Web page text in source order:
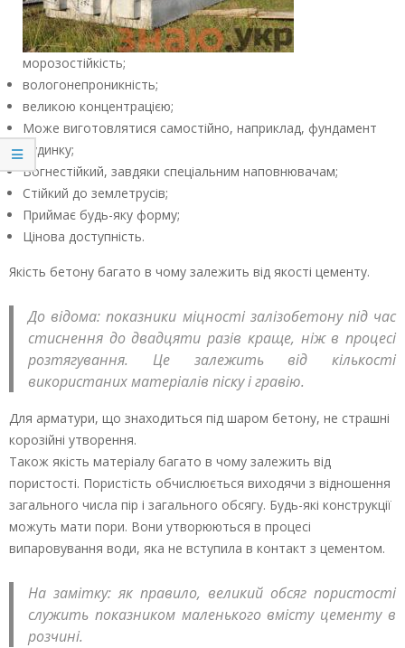
морозостійкість;
вологонепроникність;
великою концентрацією;
Може виготовлятися самостійно, наприклад, фундамент
будинку;
Вогнестійкий, завдяки спеціальним наповнювачам;
Стійкий до землетрусів;
Приймає будь-яку форму;
Цінова доступність.
Якість бетону багато в чому залежить від якості цементу.
До відома: показники міцності залізобетону під час
стиснення до двадцяти разів краще, ніж в процесі
розтягування. Це залежить від кількості
використаних матеріалів піску і гравію.
Для арматури, що знаходиться під шаром бетону, не страшні
корозійні утворення.
Також якість матеріалу багато в чому залежить від
пористості. Пористість обчислюється виходячи з відношення
загального числа пір і загального обсягу. Будь-які конструкції
можуть мати пори. Вони утворюються в процесі
випаровування води, яка не вступила в контакт з цементом.
На замітку: як правило, великий обсяг пористості
служить показником маленького вмісту цементу в
розчині.